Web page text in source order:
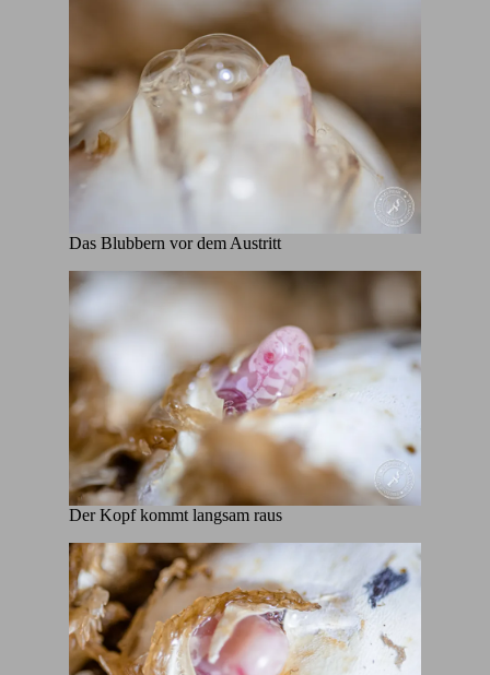
Das Blubbern vor dem Austritt
Der Kopf kommt langsam raus